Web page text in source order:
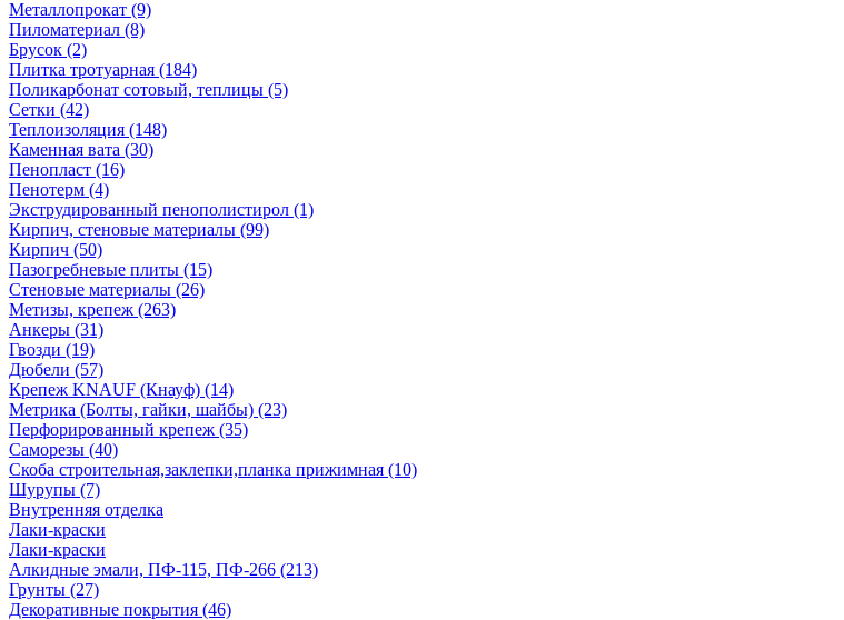
Металлопрокат (9)
Пиломатериал (8)
Брусок (2)
Плитка тротуарная (184)
Поликарбонат сотовый, теплицы (5)
Сетки (42)
Теплоизоляция (148)
Каменная вата (30)
Пенопласт (16)
Пенотерм (4)
Экструдированный пенополистирол (1)
Кирпич, стеновые материалы (99)
Кирпич (50)
Пазогребневые плиты (15)
Стеновые материалы (26)
Метизы, крепеж (263)
Анкеры (31)
Гвозди (19)
Дюбели (57)
Крепеж KNAUF (Кнауф) (14)
Метрика (Болты, гайки, шайбы) (23)
Перфорированный крепеж (35)
Саморезы (40)
Скоба строительная,заклепки,планка прижимная (10)
Шурупы (7)
Внутренняя отделка
Лаки-краски
Лаки-краски
Алкидные эмали, ПФ-115, ПФ-266 (213)
Грунты (27)
Декоративные покрытия (46)